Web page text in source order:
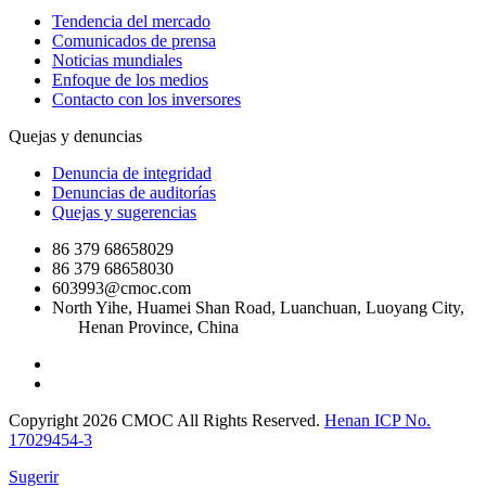
Tendencia del mercado
Comunicados de prensa
Noticias mundiales
Enfoque de los medios
Contacto con los inversores
Quejas y denuncias
Denuncia de integridad
Denuncias de auditorías
Quejas y sugerencias
86 379 68658029
86 379 68658030
603993@cmoc.com
North Yihe, Huamei Shan Road, Luanchuan, Luoyang City,
Henan Province, China
Copyright 2026 CMOC All Rights Reserved. Henan ICP No.
17029454-3
Sugerir